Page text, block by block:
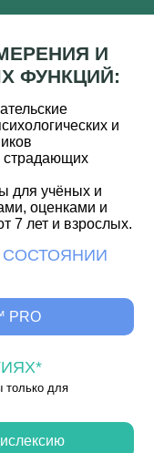
И
ФУНКЦИЙ:
и
страдающих
для учёных и
оценками и
7 лет и взрослых.
PRO
только для